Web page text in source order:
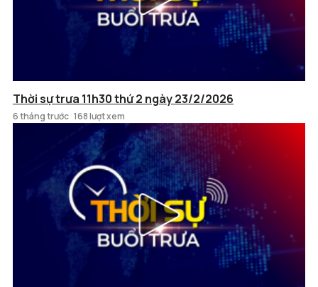
Thời sự trưa 11h30 thứ 2 ngày 23/2/2026
6 tháng trước 168 lượt xem